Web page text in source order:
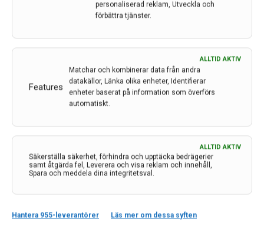
personaliserad reklam, Utveckla och
förbättra tjänster.
Features
ALLTID AKTIV
Matchar och kombinerar data från andra
datakällor, Länka olika enheter, Identifierar
enheter baserat på information som överförs
automatiskt.
Säkerställa säkerhet, förhindra och upptäcka bedrägerier
samt åtgärda fel, Leverera och visa reklam och innehåll,
Spara och meddela dina integritetsval.
ALLTID AKTIV
Hantera 955-leverantörer Läs mer om dessa syften
ny biomarkörtest i ryggmärgsvätska (CSF) som kan
upptäcka tidig tau-patologi, vilket ger hopp om tidigare
Forskare vid Karolinska Institutet har visat hur några